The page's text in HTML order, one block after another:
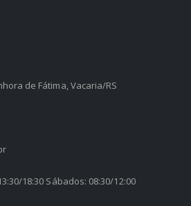
de Fátima, Vacaria/RS
18:30 Sábados: 08:30/12:00